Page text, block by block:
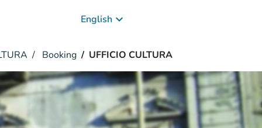
English keyboard_arrow_down
Booking UFFICIO CULTURA